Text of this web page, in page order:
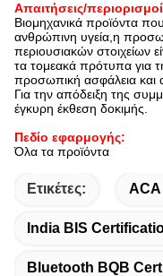
Απαιτήσεις/
Βιομηχανικά προϊόντα
ανθρώπινη υγεία,η
περιουσιακών στοιχείων
τα τομεακά πρότυπα για
προσωπική ασφάλεια και
Για την απόδειξη της
έγκυρη έκθεση δοκιμής.
Πεδίο εφαρμογής:
Όλα τα προϊόντα
Ετικέτες:
India BIS
Bluetooth BQB